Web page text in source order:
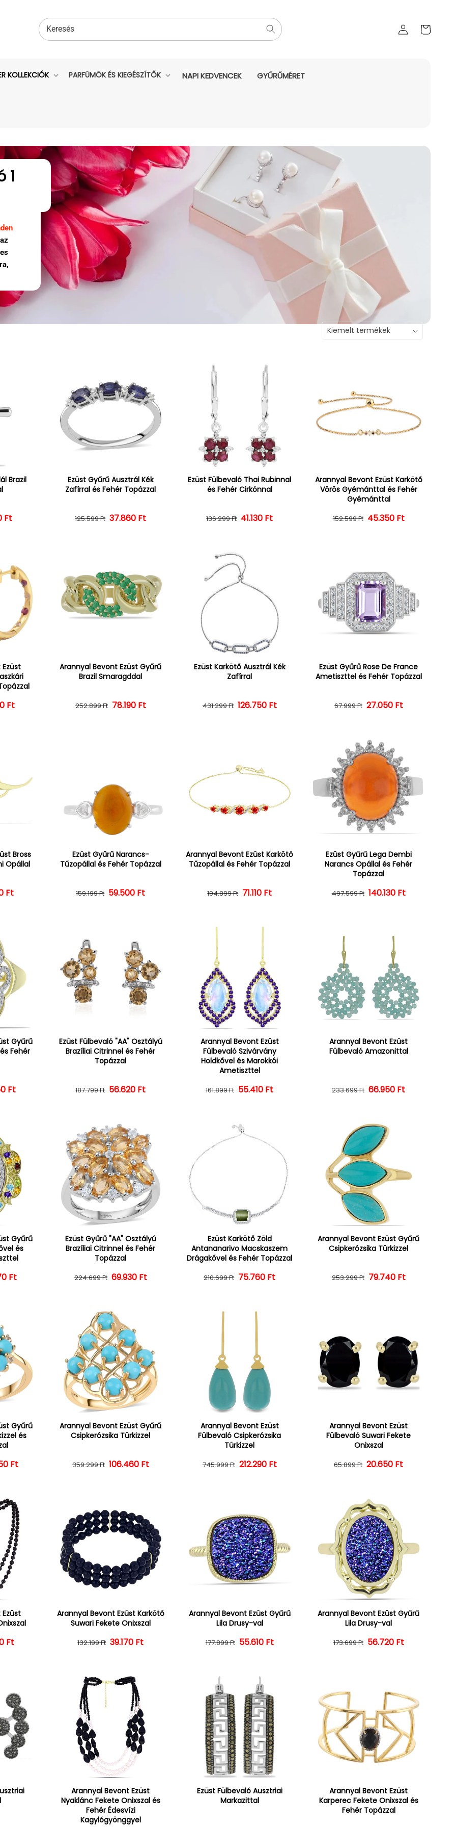
Bejelentkezés
kosara
Keresés
KOLLEKCIÓK PARFÜMÖK ÉS KIEGÉSZÍTŐK NAPI KEDVENCEK GYŰRŰMÉRET
1
Brazil
ár ár
Ft
Ezüst Gyűrű Ausztrál Kék
Zafírral és Fehér Topázzal
Normál ár
125.599 Ft Kedvezményes ár
37.860 Ft
Ezüst Fülbevaló Thai Rubinnal
és Fehér Cirkónnal
Normál ár
136.299 Ft Kedvezményes ár
41.130 Ft
Arannyal Bevont Ezüst Karkötő
Vörös Gyémánttal és Fehér
Gyémánttal
Normál ár
152.599 Ft Kedvezményes ár
45.350 Ft
ár ár
Ft
Arannyal Bevont Ezüst Gyűrű
Brazil Smaragddal
Normál ár
252.899 Ft Kedvezményes ár
78.190 Ft
Ezüst Karkötő Ausztrál Kék
Zafírral
Normál ár
431.299 Ft Kedvezményes ár
126.750 Ft
Ezüst Gyűrű Rose De France
Ametiszttel és Fehér Topázzal
Normál ár
67.999 Ft Kedvezményes ár
27.050 Ft
Bross
Opállal
ár ár
Ft
Ezüst Gyűrű Narancs-
Tűzopállal és Fehér Topázzal
Normál ár
159.199 Ft Kedvezményes ár
59.500 Ft
Arannyal Bevont Ezüst Karkötő
Tűzopállal és Fehér Topázzal
Normál ár
194.899 Ft Kedvezményes ár
71.110 Ft
Ezüst Gyűrű Lega Dembi
Narancs Opállal és Fehér
Topázzal
Normál ár
497.599 Ft Kedvezményes ár
140.130 Ft
Gyűrű
Fehér
ár ár
Ft
Ezüst Fülbevaló "AA" Osztályú
Brazíliai Citrinnel és Fehér
Topázzal
Normál ár
187.799 Ft Kedvezményes ár
56.620 Ft
Arannyal Bevont Ezüst
Fülbevaló Szivárvány
Holdkővel és Marokkói
Ametiszttel
Normál ár
161.899 Ft Kedvezményes ár
55.410 Ft
Arannyal Bevont Ezüst
Fülbevaló Amazonittal
Normál ár
233.699 Ft Kedvezményes ár
66.950 Ft
Gyűrű
és
ár ár
Ft
Ezüst Gyűrű "AA" Osztályú
Brazíliai Citrinnel és Fehér
Topázzal
Normál ár
224.699 Ft Kedvezményes ár
69.930 Ft
Ezüst Karkötő Zöld
Antananarivo Macskaszem
Drágakővel és Fehér Topázzal
Normál ár
210.699 Ft Kedvezményes ár
75.760 Ft
Arannyal Bevont Ezüst Gyűrű
Csipkerózsika Türkizzel
Normál ár
253.299 Ft Kedvezményes ár
79.740 Ft
Gyűrű
és
ár ár
Ft
Arannyal Bevont Ezüst Gyűrű
Csipkerózsika Türkizzel
Normál ár
359.299 Ft Kedvezményes ár
106.460 Ft
Arannyal Bevont Ezüst
Fülbevaló Csipkerózsika
Türkizzel
Normál ár
745.999 Ft Kedvezményes ár
212.290 Ft
Arannyal Bevont Ezüst
Fülbevaló Suwari Fekete
Onixszal
Normál ár
65.899 Ft Kedvezményes ár
20.650 Ft
ár ár
Ft
Arannyal Bevont Ezüst Karkötő
Suwari Fekete Onixszal
Normál ár
132.199 Ft Kedvezményes ár
39.170 Ft
Arannyal Bevont Ezüst Gyűrű
Lila Drusy-val
Normál ár
177.899 Ft Kedvezményes ár
55.610 Ft
Arannyal Bevont Ezüst Gyűrű
Lila Drusy-val
Normál ár
173.699 Ft Kedvezményes ár
56.720 Ft
Arannyal Bevont Ezüst
Nyaklánc Fekete Onixszal és
Fehér Édesvízi
Kagylógyönggyel
Ezüst Fülbevaló Ausztriai
Markazittal
Arannyal Bevont Ezüst
Karperec Fekete Onixszal és
Fehér Topázzal